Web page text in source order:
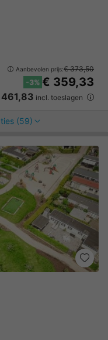
Aanbevolen prijs:€ 373,50
-3% € 359,33
incl. toeslagen
(59)